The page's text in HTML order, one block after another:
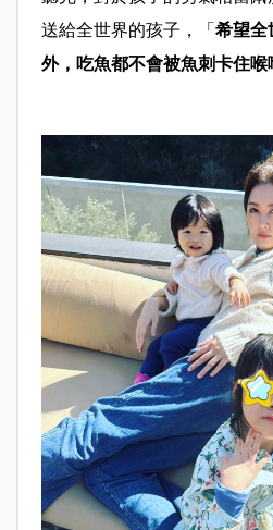
送給全世界的孩子，「 希望全
外，吃魚都不會被魚刺卡住喉